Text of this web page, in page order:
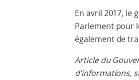
En avril 2017, le
Parlement pour
également de
Article du
d’informations,